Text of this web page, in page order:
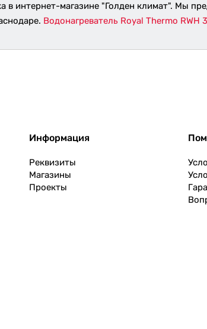
в интернет-магазине "Голден климат". Мы
Водонагреватель Royal Thermo RWH
Информация
Реквизиты
Магазины
Проекты